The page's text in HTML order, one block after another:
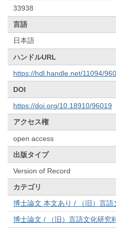
33938
言語
日本語
ハンドルURL
https://hdl.handle.net/11094/
DOI
https://doi.org/10.18910/96019
アクセス権
open access
出版タイプ
Version of Record
カテゴリ
博士論文 本文あり / （旧）言
博士論文 / （旧）言語文化研究